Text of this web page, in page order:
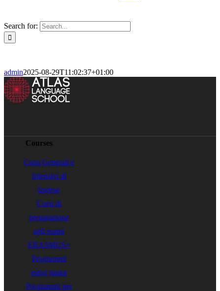
Search for:
admin2025-08-29T11:02:37+01:00
Courses
Corsi Generali e
Intensivi di
Inglese
Corsi di
preparazione
agli esami
ERASMUS+
Programmi
estivi junior
Programmi per